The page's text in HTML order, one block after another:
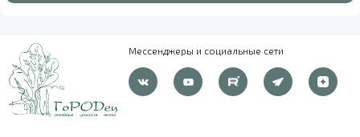
Мессенджеры и социальные сети